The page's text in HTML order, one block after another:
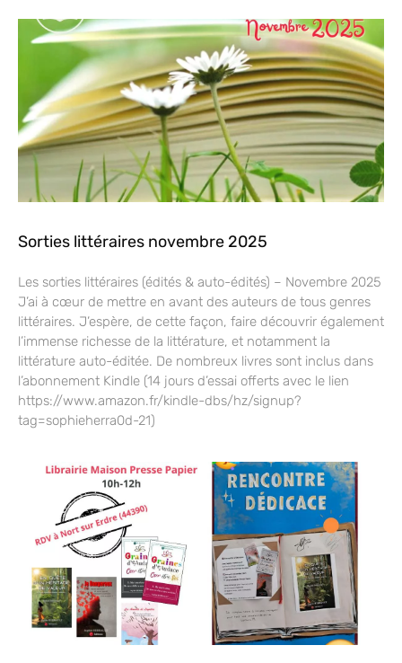
Sorties littéraires novembre 2025
Les sorties littéraires (édités & auto-édités) – Novembre 2025
J’ai à cœur de mettre en avant des auteurs de tous genres
littéraires. J’espère, de cette façon, faire découvrir également
l’immense richesse de la littérature, et notamment la
littérature auto-éditée. De nombreux livres sont inclus dans
l’abonnement Kindle (14 jours d’essai offerts avec le lien
https://www.amazon.fr/kindle-dbs/hz/signup?
tag=sophieherra0d-21)